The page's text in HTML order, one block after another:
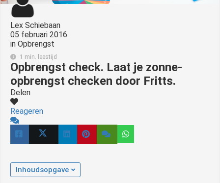
Lex Schiebaan
05 februari 2016
in Opbrengst
1 min. leestijd
Opbrengst check. Laat je zonne-
opbrengst checken door Fritts.
Delen
Reageren
Inhoudsopgave